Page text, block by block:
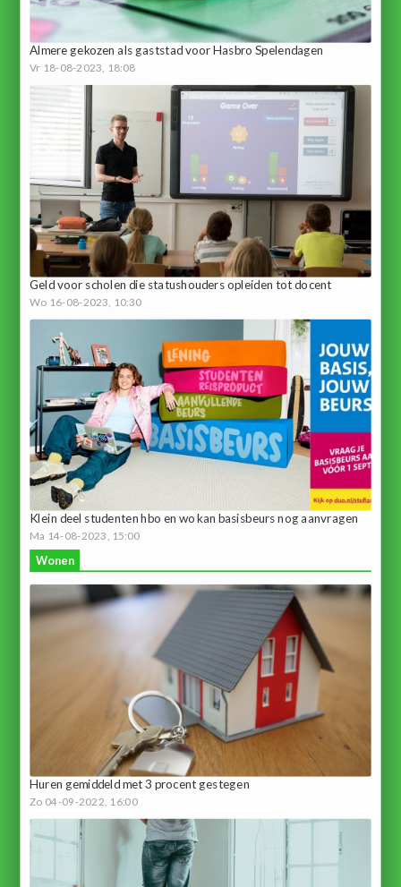
Almere gekozen als gaststad voor Hasbro Spelendagen
Vr 18-08-2023, 18:08
Geld voor scholen die statushouders opleiden tot docent
Wo 16-08-2023, 10:30
Klein deel studenten hbo en wo kan basisbeurs nog aanvragen
Ma 14-08-2023, 15:00
Wonen
Huren gemiddeld met 3 procent gestegen
Zo 04-09-2022, 16:00